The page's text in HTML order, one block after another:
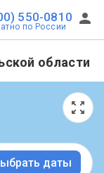
550-0810
по России
области
даты